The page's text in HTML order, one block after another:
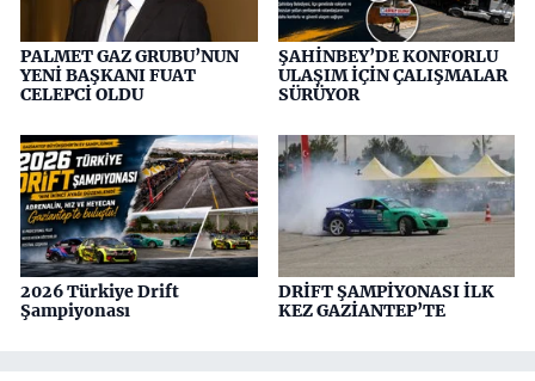
PALMET GAZ GRUBU’NUN
YENİ BAŞKANI FUAT
CELEPCİ OLDU
ŞAHİNBEY’DE KONFORLU
ULAŞIM İÇİN ÇALIŞMALAR
SÜRÜYOR
2026 Türkiye Drift
Şampiyonası
DRİFT ŞAMPİYONASI İLK
KEZ GAZİANTEP’TE